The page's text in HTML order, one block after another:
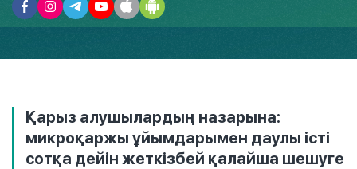
Қарыз алушылардың назарына:
микроқаржы ұйымдарымен даулы істі
сотқа дейін жеткізбей қалайша шешуге